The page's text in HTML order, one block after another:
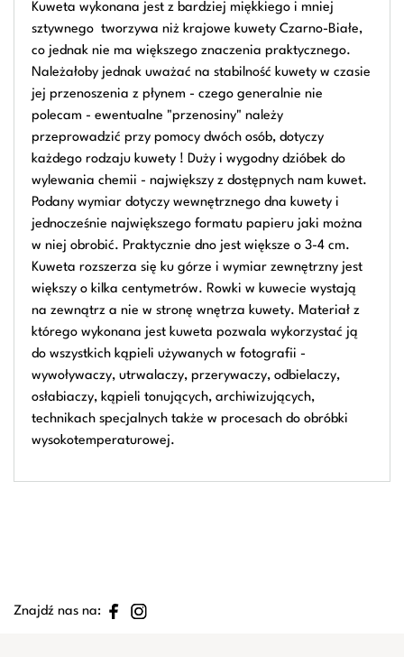
Kuweta wykonana jest z bardziej miękkiego i mniej
sztywnego tworzywa niż krajowe kuwety Czarno-Białe,
co jednak nie ma większego znaczenia praktycznego.
Należałoby jednak uważać na stabilność kuwety w czasie
jej przenoszenia z płynem - czego generalnie nie
polecam - ewentualne "przenosiny" należy
przeprowadzić przy pomocy dwóch osób, dotyczy
każdego rodzaju kuwety ! Duży i wygodny dzióbek do
wylewania chemii - największy z dostępnych nam kuwet.
Podany wymiar dotyczy wewnętrznego dna kuwety i
jednocześnie największego formatu papieru jaki można
w niej obrobić. Praktycznie dno jest większe o 3-4 cm.
Kuweta rozszerza się ku górze i wymiar zewnętrzny jest
większy o kilka centymetrów. Rowki w kuwecie wystają
na zewnątrz a nie w stronę wnętrza kuwety. Materiał z
którego wykonana jest kuweta pozwala wykorzystać ją
do wszystkich kąpieli używanych w fotografii -
wywoływaczy, utrwalaczy, przerywaczy, odbielaczy,
osłabiaczy, kąpieli tonujących, archiwizujących,
technikach specjalnych także w procesach do obróbki
wysokotemperaturowej.
Znajdź nas na: